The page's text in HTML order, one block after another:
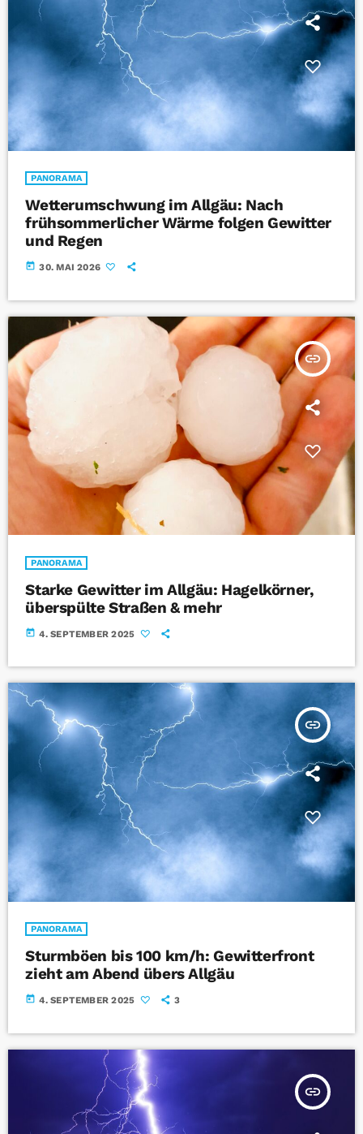
PANORAMA
Wetterumschwung im Allgäu: Nach
frühsommerlicher Wärme folgen Gewitter
und Regen
today 30. MAI 2026
insert_link
PANORAMA
Starke Gewitter im Allgäu: Hagelkörner,
überspülte Straßen & mehr
today 4. SEPTEMBER 2025
insert_link
PANORAMA
Sturmböen bis 100 km/h: Gewitterfront
zieht am Abend übers Allgäu
today 4. SEPTEMBER 2025 3
insert_link